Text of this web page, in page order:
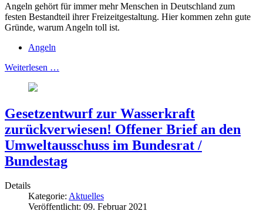
Angeln gehört für immer mehr Menschen in Deutschland zum
festen Bestandteil ihrer Freizeitgestaltung. Hier kommen zehn gute
Gründe, warum Angeln toll ist.
Angeln
Weiterlesen …
Gesetzentwurf zur Wasserkraft
zurückverwiesen! Offener Brief an den
Umweltausschuss im Bundesrat /
Bundestag
Details
Kategorie: Aktuelles
Veröffentlicht: 09. Februar 2021